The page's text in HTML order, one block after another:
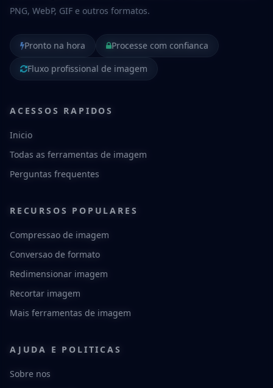
PNG, WebP, GIF e outros formatos.
Pronto na hora
Processe com confianca
Fluxo profissional de imagem
ACESSOS RAPIDOS
Inicio
Todas as ferramentas de imagem
Perguntas frequentes
RECURSOS POPULARES
Compressao de imagem
Conversao de formato
Redimensionar imagem
Recortar imagem
Mais ferramentas de imagem
AJUDA E POLITICAS
Sobre nos